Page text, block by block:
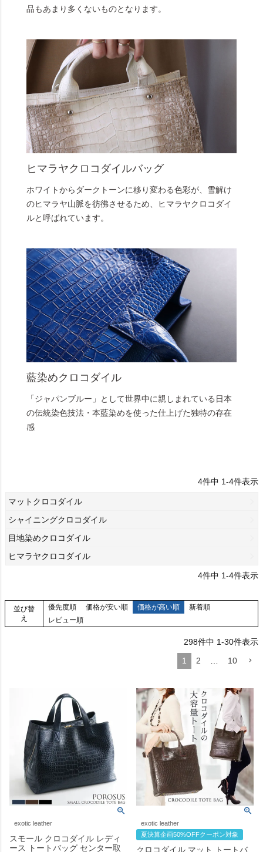
品もあまり多くないものとなります。
ヒマラヤクロコダイルバッグ
ホワイトからダークトーンに移り変わる色彩が、雪解け
のヒマラヤ山脈を彷彿させるため、ヒマラヤクロコダイ
ルと呼ばれています。
藍染めクロコダイル
「ジャパンブルー」として世界中に親しまれている日本
の伝統染色技法・本藍染めを使った仕上げた独特の存在
感
4件中 1-4件表示
マットクロコダイル
シャイニングクロコダイル
目地染めクロコダイル
ヒマラヤクロコダイル
4件中 1-4件表示
並び替
え
優先度順 価格が安い順 価格が高い順
新着順
レビュー順
298件中 1-30件表示
1
2 … 10
exotic leather
スモール クロコダイル レディ
ース トートバッグ センター取
exotic leather
夏決算企画50%OFFクーポン対象
クロコダイル マット トートバ